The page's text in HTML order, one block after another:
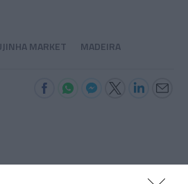
MARKET MADEIRA